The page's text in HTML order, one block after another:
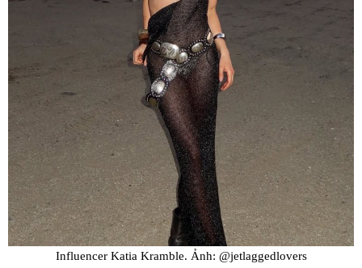
Influencer Katia Kramble. Ảnh: @jetlaggedlovers